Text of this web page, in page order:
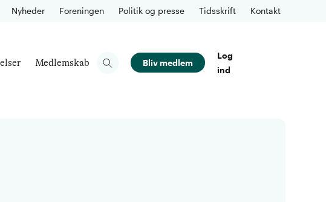
Nyheder Foreningen Politik og presse Tidsskrift Kontakt
Medlemskab Bliv medlem
Log
ind